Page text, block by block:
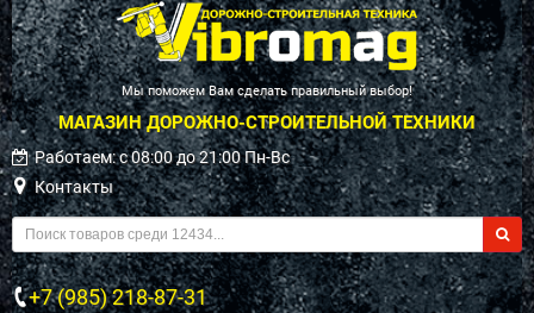
Мы поможем Вам сделать правильный выбор!
МАГАЗИН ДОРОЖНО-СТРОИТЕЛЬНОЙ ТЕХНИКИ
Работаем: c 08:00 до 21:00 Пн-Вс
Контакты
+7 (985) 218-87-31